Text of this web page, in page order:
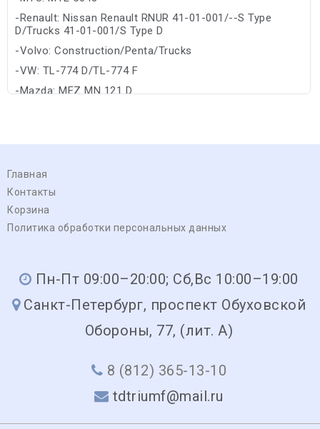
-Renault: Nissan Renault RNUR 41-01-001/--S Type
D/Trucks 41-01-001/S Type D
-Volvo: Construction/Penta/Trucks
-VW: TL-774 D/TL-774 F
-Mazda: MEZ MN 121 D
Главная
Контакты
Корзина
Политика обработки персональных данных
Пн-Пт 09:00–20:00; Сб,Вс 10:00–19:00
Санкт-Петербург, проспект Обуховской
Обороны, 77, (лит. А)
8 (812) 365-13-10
tdtriumf@mail.ru